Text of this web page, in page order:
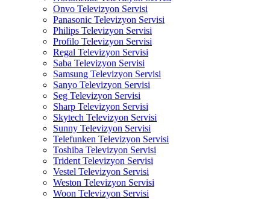
Onvo Televizyon Servisi
Panasonic Televizyon Servisi
Philips Televizyon Servisi
Profilo Televizyon Servisi
Regal Televizyon Servisi
Saba Televizyon Servisi
Samsung Televizyon Servisi
Sanyo Televizyon Servisi
Seg Televizyon Servisi
Sharp Televizyon Servisi
Skytech Televizyon Servisi
Sunny Televizyon Servisi
Telefunken Televizyon Servisi
Toshiba Televizyon Servisi
Trident Televizyon Servisi
Vestel Televizyon Servisi
Weston Televizyon Servisi
Woon Televizyon Servisi